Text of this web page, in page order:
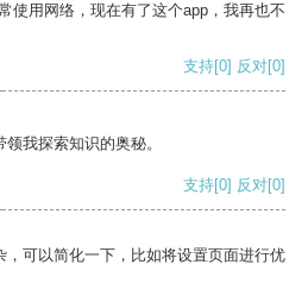
使用网络，现在有了这个app，我再也不
支持[0] 反对[0]
我探索知识的奥秘。
支持[0] 反对[0]
可以简化一下，比如将设置页面进行优